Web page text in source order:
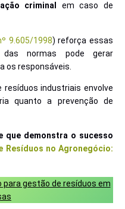
criminal
em caso de
9.605/1998) reforça essas
das normas pode gerar
os responsáveis.
resíduos industriais envolve
quanto a prevenção de
que demonstra o sucesso
Resíduos no Agronegócio:
para gestão de resíduos em